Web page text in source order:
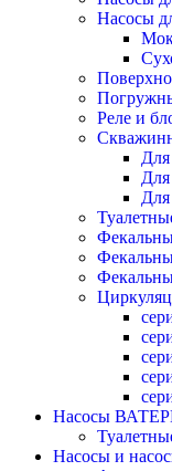
Насосы
Реле и
Насосы
Насосы и